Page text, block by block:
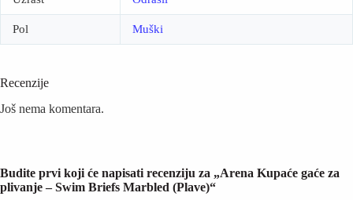
Pol Muški
Recenzije
Još nema komentara.
Budite prvi koji će napisati recenziju za „Arena Kupaće gaće za
plivanje – Swim Briefs Marbled (Plave)“